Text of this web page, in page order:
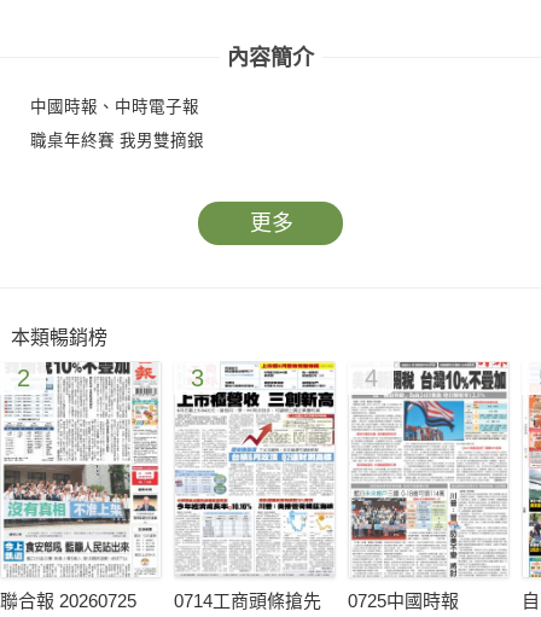
內容簡介
中國時報、中時電子報
職桌年終賽 我男雙摘銀
更多
本類暢銷榜
2
聯合報 20260725
3
0714工商頭條搶先
4
0725中國時報